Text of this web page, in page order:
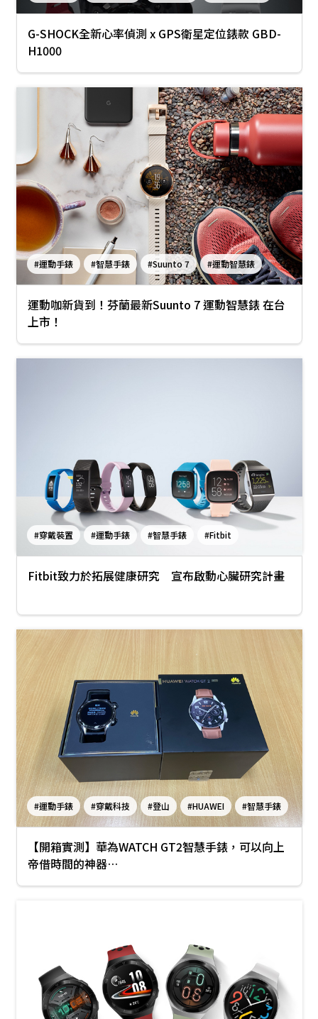
G-SHOCK全新心率偵測 x GPS衛星定位錶款 GBD-
H1000
#運動手錶 #智慧手錶 #Suunto 7 #運動智慧錶
運動咖新貨到！芬蘭最新Suunto 7 運動智慧錶 在台
上市！
#穿戴裝置 #運動手錶 #智慧手錶 #Fitbit
Fitbit致力於拓展健康研究 宣布啟動心臟研究計畫
#運動手錶 #穿戴科技 #登山 #HUAWEI
#智慧手錶
#開箱
#華為WATCH GT2 #戶外運動
#跑步
#心率
#運動手錶推薦
【開箱實測】華為WATCH GT2智慧手錶，可以向上
帝借時間的神器…